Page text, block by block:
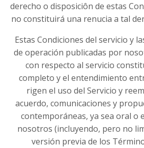
derecho o disposiciôn de estas
no constituirá una renucia a tal
Estas Condiciones del servicio y
de operación publicadas por
con respecto al servicio
completo y el entendimiento
rigen el uso del Servicio y
acuerdo, comunicaciones y
contemporáneas, ya sea oral o
nosotros (incluyendo, pero no
versión previa de los